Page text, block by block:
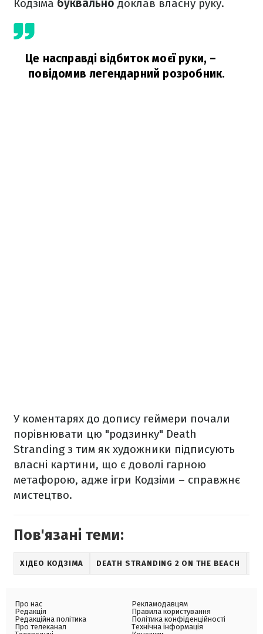
Кодзіма буквально доклав власну руку.
Це насправді відбиток моєї руки, –
повідомив легендарний розробник.
У коментарях до допису геймери почали
порівнювати цю "родзинку" Death
Stranding з тим як художники підписують
власні картини, що є доволі гарною
метафорою, адже ігри Кодзіми – справжнє
мистецтво.
Пов'язані теми:
ХІДЕО КОДЗІМА DEATH STRANDING 2 ON THE BEACH
Про нас
Редакція
Редакційна політика
Про телеканал
Рекламодавцям
Правила користування
Політика конфіденційності
Технічна інформація